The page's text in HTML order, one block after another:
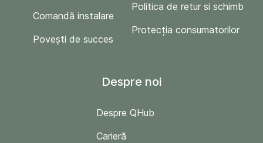
Comandă instalare
Povești de succes
Politica de retur si schimb
Protecția consumatorilor
Despre noi
Despre QHub
Carieră